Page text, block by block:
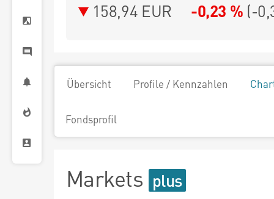
158,94 EUR -0,23 % (-
Übersicht Profile / Kennzahlen
Fondsprofil
Markets